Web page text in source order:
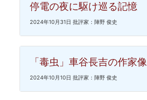
停電の夜に駆け巡る記憶
2024年10月31日 批評家：陣野 俊史
「毒虫」車谷長吉の作家像
2024年10月10日 批評家：陣野 俊史